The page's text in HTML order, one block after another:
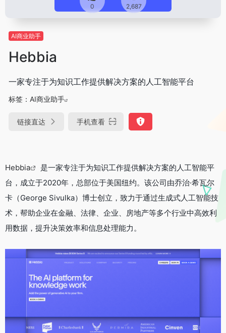
0 2,687
AI商业助手
Hebbia
一家专注于为知识工作提供解决方案的人工智能平台
标签： AI商业助手
链接直达 手机查看
Hebbia
是一家专注于为知识工作提供解决方案的人工智能平
台，成立于2020年，总部位于美国纽约。该公司由乔治·希瓦尔
卡（George Sivulka）博士创立，致力于通过生成式人工智能技
术，帮助企业在金融、法律、企业、房地产等多个行业中高效利
用数据，提升决策效率和信息处理能力。